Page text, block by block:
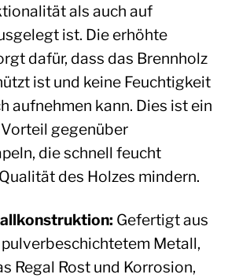
als auch auf
ist. Die erhöhte
dafür, dass das Brennholz
ist und keine Feuchtigkeit
aufnehmen kann. Dies ist ein
gegenüber
die schnell feucht
des Holzes mindern.
Gefertigt aus
Metall,
Regal Rost und Korrosion,